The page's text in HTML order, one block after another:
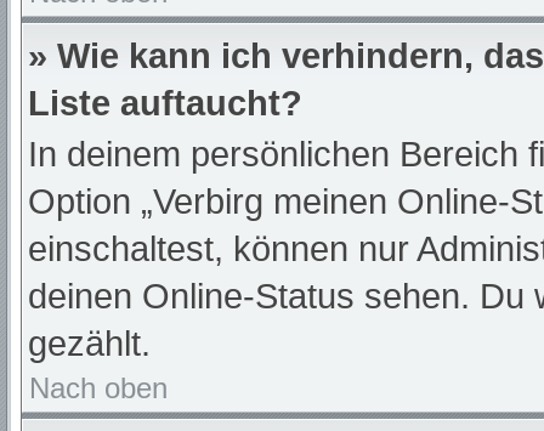
» Wie kann ich verhindern,
Liste auftaucht?
In deinem persönlichen Bereich
Option „Verbirg meinen Online-
einschaltest, können nur
deinen Online-Status sehen.
gezählt.
Nach oben